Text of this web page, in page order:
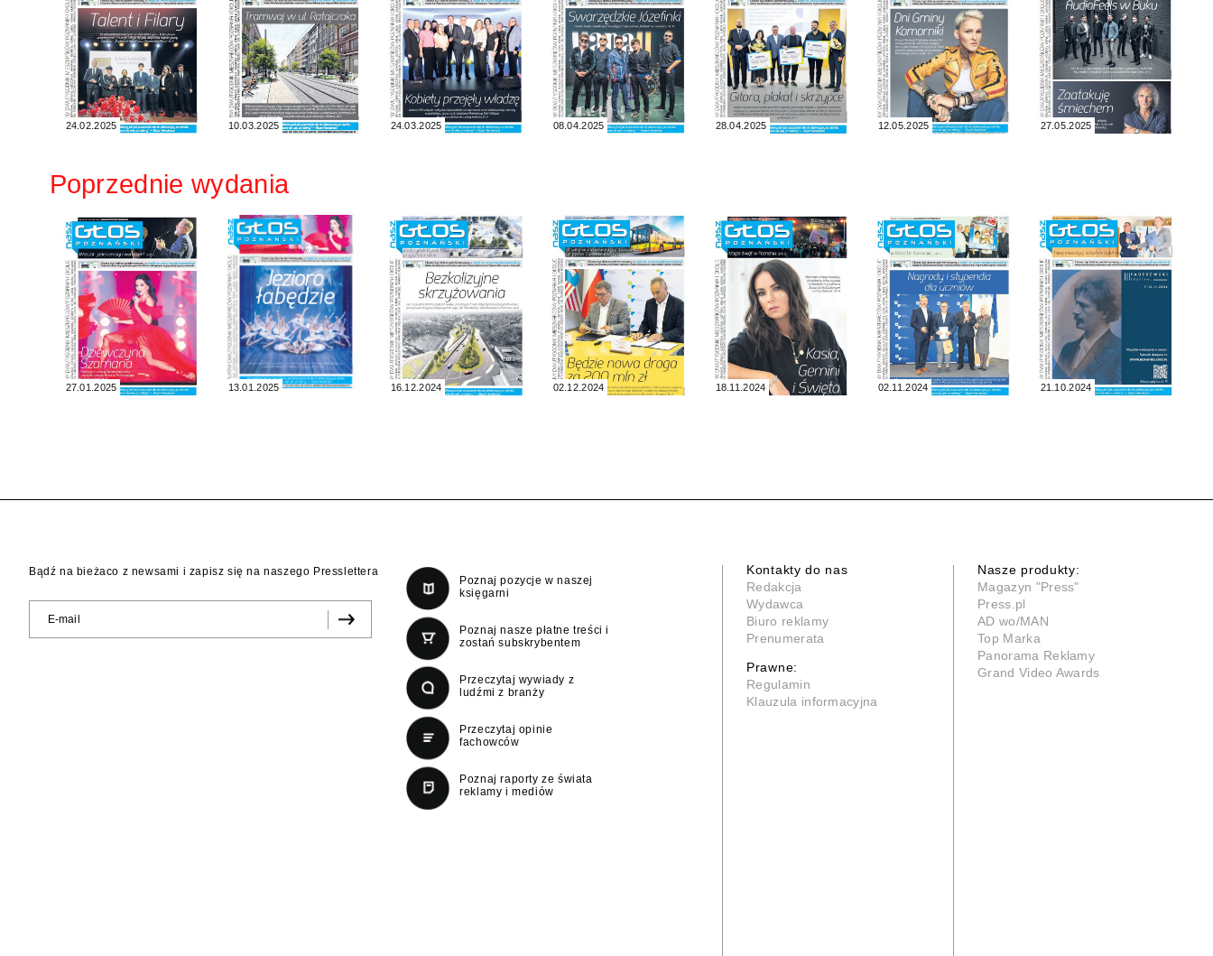
24.02.2025 10.03.2025 24.03.2025 08.04.2025 28.04.2025 12.05.2025 27.05.2025
Poprzednie wydania
27.01.2025 13.01.2025 16.12.2024 02.12.2024 18.11.2024 02.11.2024 21.10.2024
Bądź na bieżaco z newsami i zapisz się na naszego Presslettera
Poznaj pozycje w naszej
księgarni
Poznaj nasze płatne treści i
zostań subskrybentem
Przeczytaj wywiady z
ludźmi z branży
Przeczytaj opinie
fachowców
Poznaj raporty ze świata
reklamy i mediów
Kontakty do nas
Redakcja
Wydawca
Biuro reklamy
Prenumerata
Prawne:
Regulamin
Klauzula informacyjna
Nasze produkty:
Magazyn "Press"
Press.pl
AD wo/MAN
Top Marka
Panorama Reklamy
Grand Video Awards